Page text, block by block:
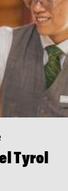
Tyrol